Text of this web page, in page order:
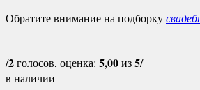
Обратите внимание на подборку
/2голосов, оценка: 5,00из5/
в наличии